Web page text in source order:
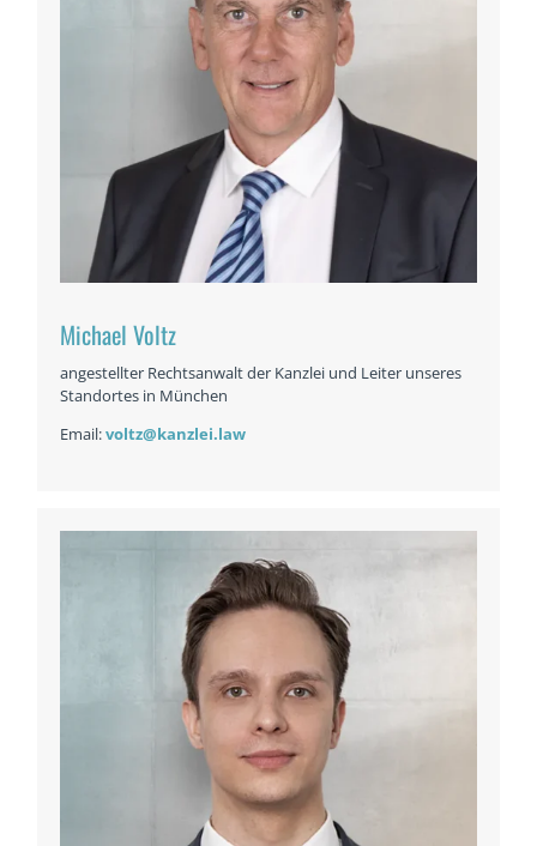
Michael Voltz
angestellter Rechtsanwalt der Kanzlei und Leiter unseres
Standortes in München
Email:voltz@kanzlei.law